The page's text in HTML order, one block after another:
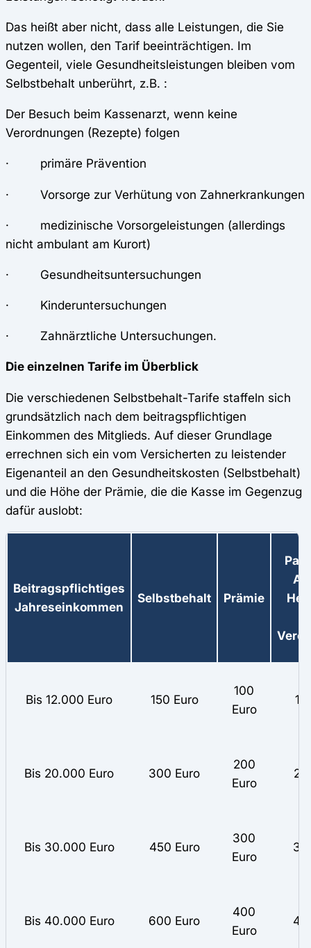
Das heißt aber nicht, dass alle Leistungen, die Sie
nutzen wollen, den Tarif beeinträchtigen. Im
Gegenteil, viele Gesundheitsleistungen bleiben vom
Selbstbehalt unberührt, z.B. :
Der Besuch beim Kassenarzt, wenn keine
Verordnungen (Rezepte) folgen
· primäre Prävention
· Vorsorge zur Verhütung von Zahnerkrankungen
· medizinische Vorsorgeleistungen (allerdings
nicht ambulant am Kurort)
· Gesundheitsuntersuchungen
· Kinderuntersuchungen
· Zahnärztliche Untersuchungen.
Die einzelnen Tarife im Überblick
Die verschiedenen Selbstbehalt-Tarife staffeln sich
grundsätzlich nach dem beitragspflichtigen
Einkommen des Mitglieds. Auf dieser Grundlage
errechnen sich ein vom Versicherten zu leistender
Eigenanteil an den Gesundheitskosten (Selbstbehalt)
und die Höhe der Prämie, die die Kasse im Gegenzug
dafür auslobt:
Beitragspflichtiges
Jahreseinkommen
Selbstbehalt Prämie
Bis 12.000 Euro 150 Euro
100
Euro
12
Bis 20.000 Euro 300 Euro
200
Euro
24
Bis 30.000 Euro 450 Euro
300
Euro
36
Bis 40.000 Euro 600 Euro
400
Euro
48